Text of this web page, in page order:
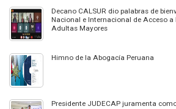
Decano CALSUR dio palabras de
Nacional e Internacional de Acceso
Adultas Mayores
Himno de la Abogacía Peruana
Presidente JUDECAP juramenta